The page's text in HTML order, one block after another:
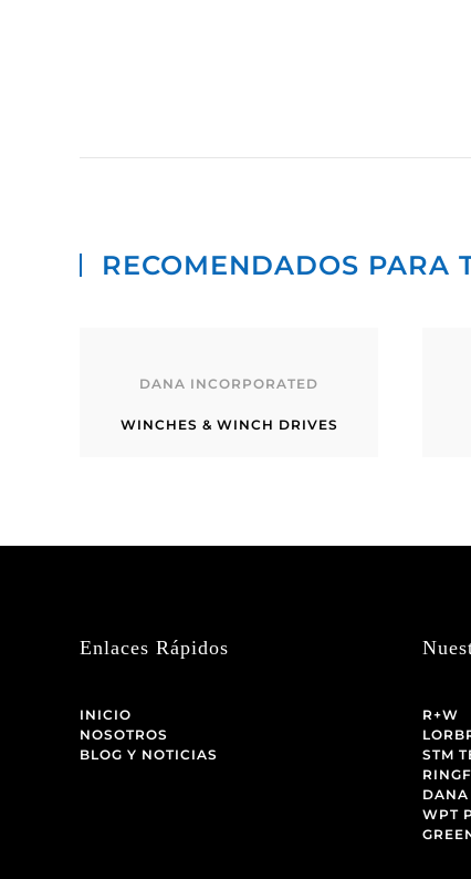
RECOMENDADOS PARA
DANA INCORPORATED
WINCHES & WINCH DRIVES
Enlaces Rápidos
INICIO
NOSOTROS
BLOG Y NOTICIAS
R+W
STM
DANA
WPT